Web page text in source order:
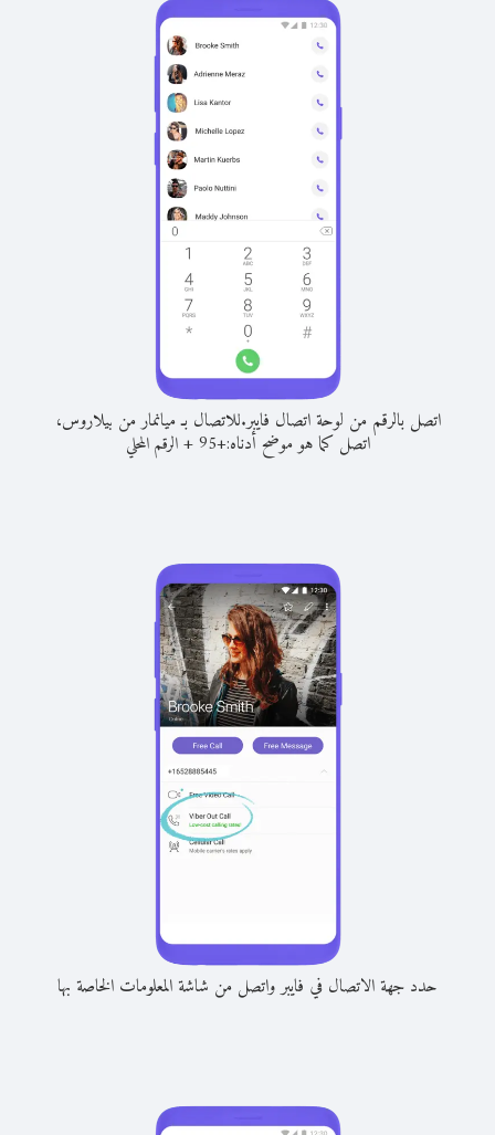
اتصل بالرقم من لوحة اتصال فايبر.للاتصال بـ ميانمار من بيلاروس،
اتصل كما هو موضح أدناه:+
95
+الرقم المحلي
حدد جهة الاتصال في فايبر واتصل من شاشة المعلومات الخاصة بها